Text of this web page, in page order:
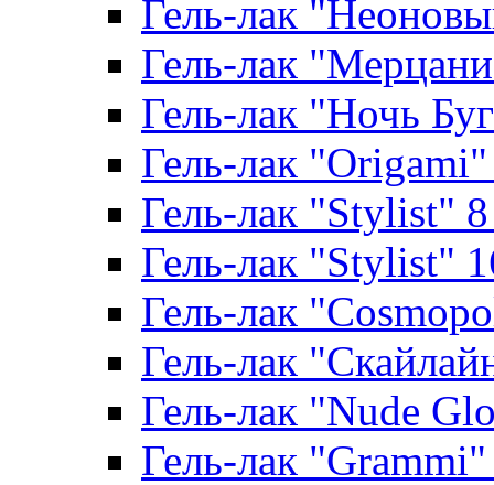
Гель-лак
Гель-лак
Гель-лак "Ночь
Гель-лак
Гель-лак "Stylist"
Гель-лак "Stylist"
Гель-лак
Гель-лак
Гель-лак "Nude
Гель-лак